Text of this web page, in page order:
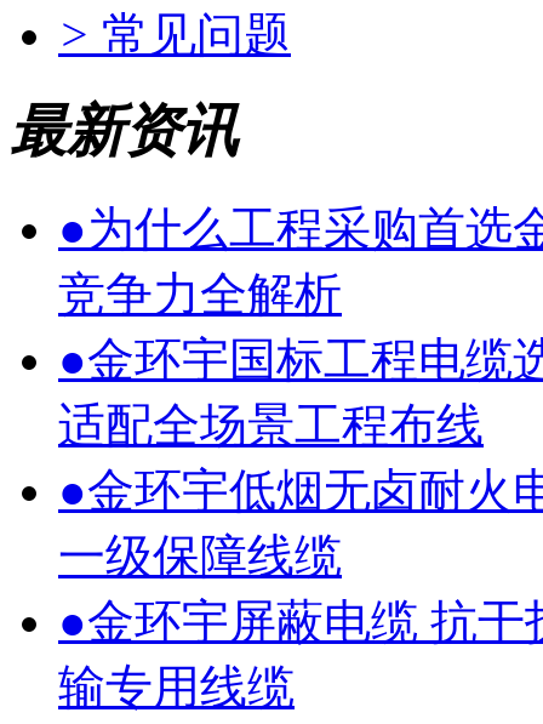
> 常见问题
最新资讯
●为什么工程采购首选
竞争力全解析
●金环宇国标工程电缆
适配全场景工程布线
●金环宇低烟无卤耐火
一级保障线缆
●金环宇屏蔽电缆 抗
输专用线缆